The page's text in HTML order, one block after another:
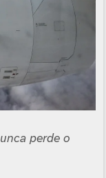
perde o